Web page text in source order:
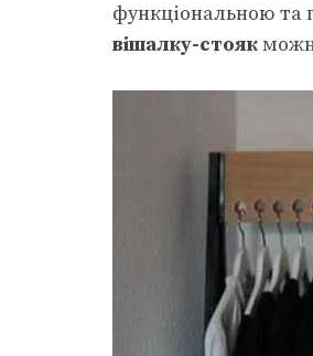
функціональною та
вішалку-стояк